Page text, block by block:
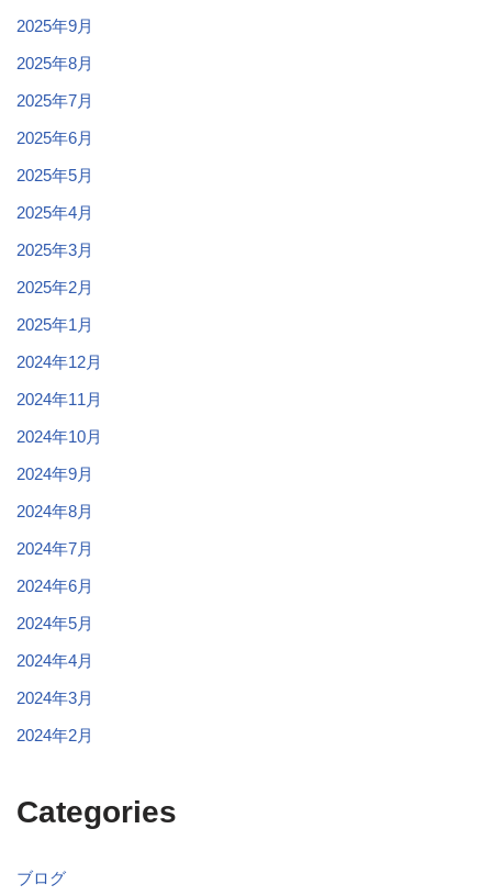
2025年9月
2025年8月
2025年7月
2025年6月
2025年5月
2025年4月
2025年3月
2025年2月
2025年1月
2024年12月
2024年11月
2024年10月
2024年9月
2024年8月
2024年7月
2024年6月
2024年5月
2024年4月
2024年3月
2024年2月
Categories
ブログ